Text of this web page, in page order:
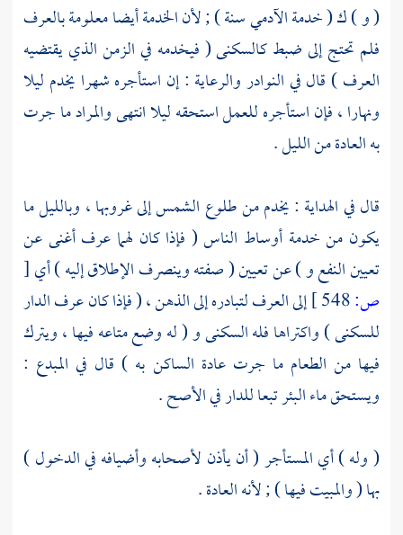
( و ) ك ( خدمة الآدمي سنة ) ; لأن الخدمة أيضا معلومة بالعرف
فلم تحتج إلى ضبط كالسكنى ( فيخدمه في الزمن الذي يقتضيه
العرف ) قال في النوادر والرعاية : إن استأجره شهرا يخدم ليلا
ونهارا ، فإن استأجره للعمل استحقه ليلا انتهى والمراد ما جرت
به العادة من الليل .
قال في الهداية : يخدم من طلوع الشمس إلى غروبها ، وبالليل ما
يكون من خدمة أوساط الناس ( فإذا كان لهما عرف أغنى عن
تعيين النفع و ) عن تعيين ( صفته وينصرف الإطلاق إليه ) أي[
ص:
إلى العرف لتبادره إلى الذهن ، ( فإذا كان عرف الدار
للسكنى ) واكتراها فله السكنى و ( له وضع متاعه فيها ، ويترك
فيها من الطعام ما جرت عادة الساكن به ) قال في المبدع :
ويستحق ماء البئر تبعا للدار في الأصح .
( وله ) أي المستأجر ( أن يأذن لأصحابه وأضيافه في الدخول )
بها ( والمبيت فيها ) ; لأنه العادة .